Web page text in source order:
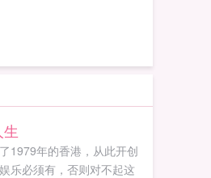
1979年的香港，从此开创
乐必须有，否则对不起这